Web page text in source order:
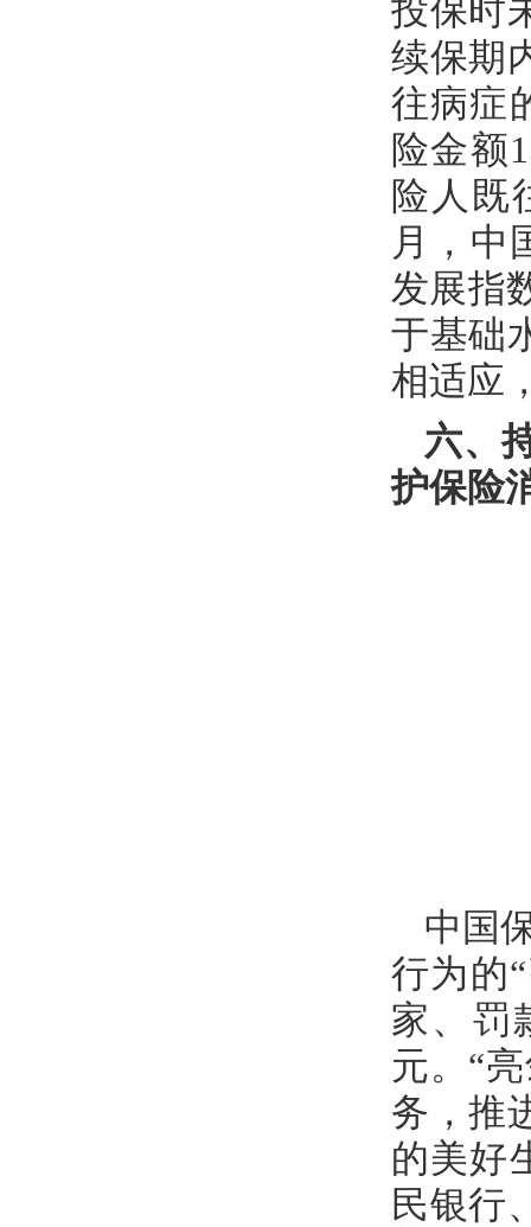
投保时
续保期
往病症
险金额
险人既
月，中
发展指
于基础
相适应
六、
护保险
中国
行为的
家、罚
元。“
务，推
的美好
民银行